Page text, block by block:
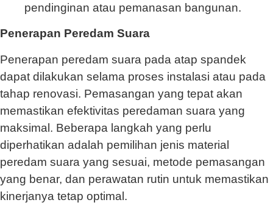
pendinginan atau pemanasan bangunan.
Penerapan Peredam Suara
Penerapan peredam suara pada atap spandek
dapat dilakukan selama proses instalasi atau pada
tahap renovasi. Pemasangan yang tepat akan
memastikan efektivitas peredaman suara yang
maksimal. Beberapa langkah yang perlu
diperhatikan adalah pemilihan jenis material
peredam suara yang sesuai, metode pemasangan
yang benar, dan perawatan rutin untuk memastikan
kinerjanya tetap optimal.